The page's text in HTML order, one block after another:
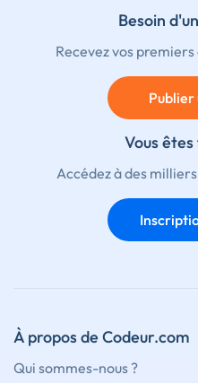
Besoin
Recevez vos
Publier
Vous
Accédez à des
À propos de Codeur.com
Qui sommes-nous ?